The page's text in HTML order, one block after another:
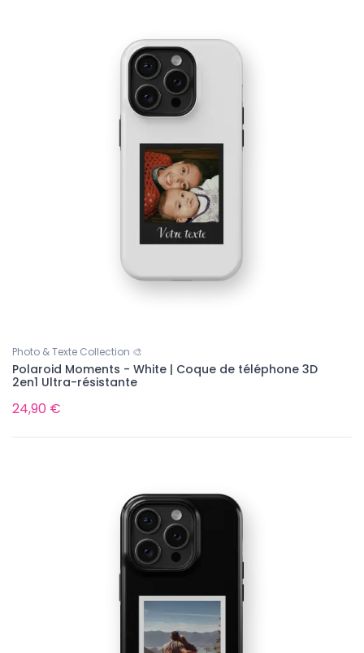
Photo & Texte Collection 🎨
Polaroid Moments - White | Coque de téléphone 3D
2en1 Ultra-résistante
24,90 €